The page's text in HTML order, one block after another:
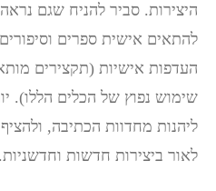
היצירות. סביר להניח שגם
להתאים אישית ספרים
העדפות אישיות (תקצירים
שימוש נפוץ של הכלים הללו).
ליהנות מחדוות הכתיבה,
לאור ביצירות חדשות וחדשניות.